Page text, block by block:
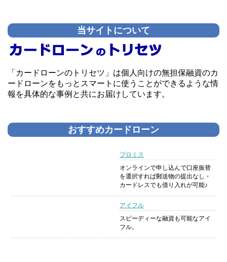
当サイトについて
「カードローンのトリセツ」は個人向けの無担保融資のカ
ードローンをもっとスマートに使うことができるような情
報を具体的な事例と共にお届けしています。
おすすめカードローン
プロミス
オンラインで申し込んで口座振替
を選択すれば郵送物の提出なし・
カードレスでも借り入れが可能♪
アイフル
スピーディーな融資も可能なアイ
フル。